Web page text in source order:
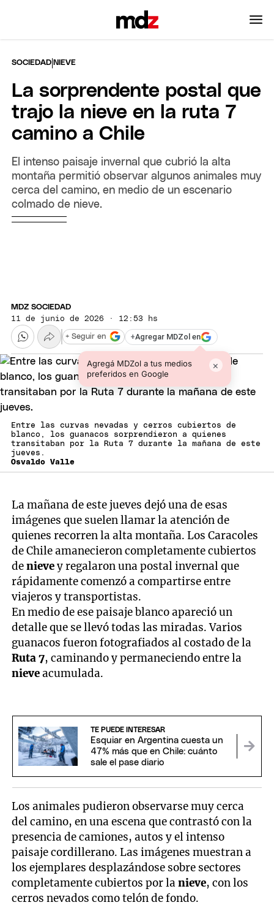
SOCIEDAD |NIEVE
La sorprendente postal que
trajo la nieve en la ruta 7
camino a Chile
El intenso paisaje invernal que cubrió la alta
montaña permitió observar algunos animales muy
cerca del camino, en medio de un escenario
colmado de nieve.
MDZ SOCIEDAD
11 de junio de 2026 · 12:53 hs
+Agregar MDZol en
Agregá MDZol a tus medios
preferidos en Google
×
+ Seguir en
Entre las curvas nevadas y cerros cubiertos de
blanco, los guanacos sorprendieron a quienes
transitaban por la Ruta 7 durante la mañana de este
jueves.
Osvaldo Valle
La mañana de este jueves dejó una de esas
imágenes que suelen llamar la atención de
quienes recorren la alta montaña. Los Caracoles
de Chile amanecieron completamente cubiertos
denievey regalaron una postal invernal que
rápidamente comenzó a compartirse entre
viajeros y transportistas.
En medio de ese paisaje blanco apareció un
detalle que se llevó todas las miradas. Varios
guanacos fueron fotografiados al costado de la
Ruta 7, caminando y permaneciendo entre la
nieveacumulada.
TE PUEDE INTERESAR
Esquiar en Argentina cuesta un
47% más que en Chile: cuánto
sale el pase diario
Los animales pudieron observarse muy cerca
del camino, en una escena que contrastó con la
presencia de camiones, autos y el intenso
paisaje cordillerano. Las imágenes muestran a
los ejemplares desplazándose sobre sectores
completamente cubiertos por lanieve, con los
cerros nevados como telón de fondo.